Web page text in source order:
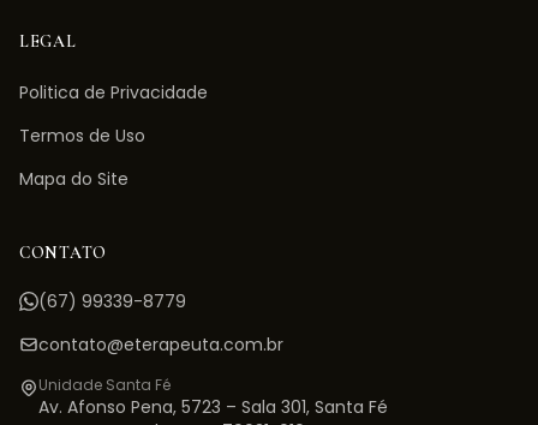
LEGAL
Politica de Privacidade
Termos de Uso
Mapa do Site
CONTATO
(67) 99339-8779
contato@eterapeuta.com.br
Unidade Santa Fé
Av. Afonso Pena, 5723 – Sala 301, Santa Fé